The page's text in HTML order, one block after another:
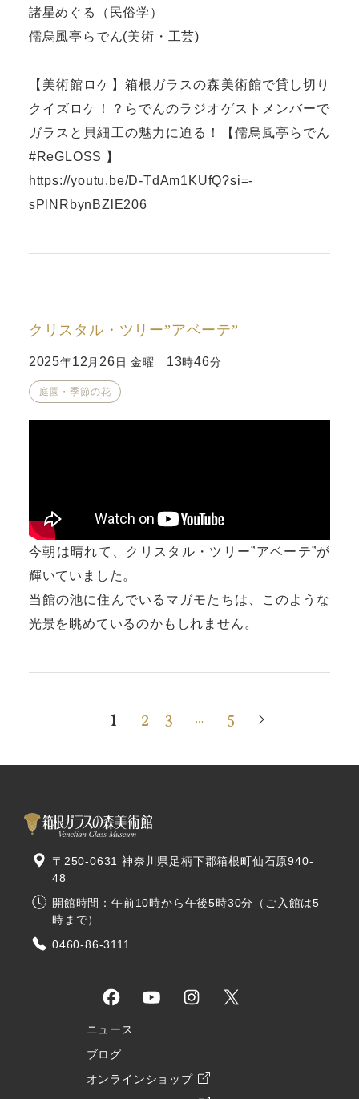
諸星めぐる（民俗学）
儒烏風亭らでん(美術・工芸)
【美術館ロケ】箱根ガラスの森美術館で貸し切り
クイズロケ！？らでんのラジオゲストメンバーで
ガラスと貝細工の魅力に迫る！【儒烏風亭らでん
#ReGLOSS 】
https://youtu.be/D-TdAm1KUfQ?si=-
sPlNRbynBZlE206
クリスタル・ツリー”アベーテ”
2025年12 月26 日 金曜 13時46分
庭園・季節の花
今朝は晴れて、クリスタル・ツリー”アベーテ”が
輝いていました。
当館の池に住んでいるマガモたちは、このような
光景を眺めているのかもしれません。
1 2 3 … 5
ニュース
ブログ
オンラインショップ
〒250-0631 神奈川県足柄下郡箱根町仙石原940-
48
開館時間：午前10時から午後5時30分（ご入館は5
時まで）
0460-86-3111